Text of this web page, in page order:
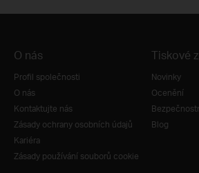
O nás
Profil společnosti
O nás
Kontaktujte nás
Zásady ochrany osobních údajů
Kariéra
Zásady používání souborů cookie
Tiskové
Novinky
Ocenění
Blog